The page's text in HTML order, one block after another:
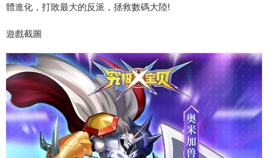
體進化，打敗最大的反派，拯救數碼大陸!
遊戲截圖